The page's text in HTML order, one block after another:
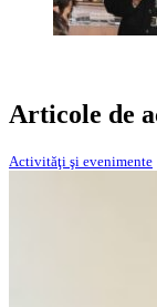
Articole de
Activităţi şi evenimente